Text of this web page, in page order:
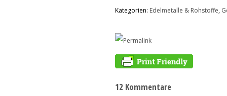
Kategorien: Edelmetalle & Rohstoffe,
12 Kommentare